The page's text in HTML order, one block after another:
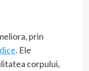
prin
. Ele
corpului,